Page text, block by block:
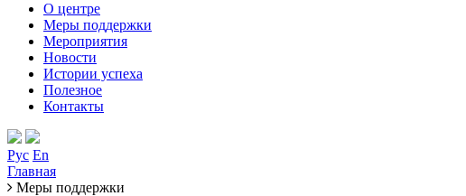
О центре
Меры поддержки
Мероприятия
Новости
Истории успеха
Полезное
Контакты
Рус En
Главная
Меры поддержки